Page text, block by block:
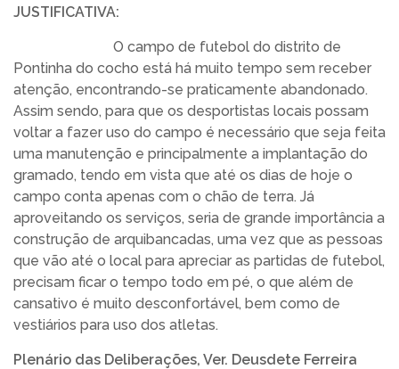
JUSTIFICATIVA:
O campo de futebol do distrito de
Pontinha do cocho está há muito tempo sem receber
atenção, encontrando-se praticamente abandonado.
Assim sendo, para que os desportistas locais possam
voltar a fazer uso do campo é necessário que seja feita
uma manutenção e principalmente a implantação do
gramado, tendo em vista que até os dias de hoje o
campo conta apenas com o chão de terra. Já
aproveitando os serviços, seria de grande importância a
construção de arquibancadas, uma vez que as pessoas
que vão até o local para apreciar as partidas de futebol,
precisam ficar o tempo todo em pé, o que além de
cansativo é muito desconfortável, bem como de
vestiários para uso dos atletas.
Plenário das Deliberações, Ver. Deusdete Ferreira